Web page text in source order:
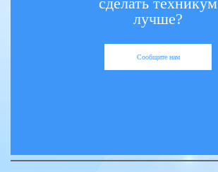
лучше?
Сообщите нам